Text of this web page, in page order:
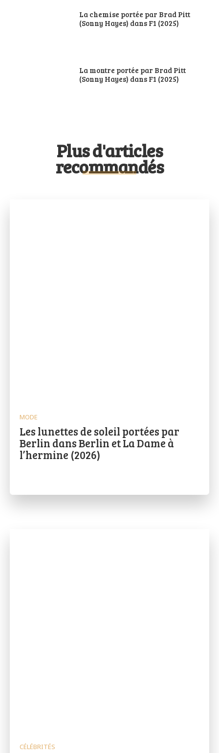
La chemise portée par Brad Pitt
(Sonny Hayes) dans F1 (2025)
La montre portée par Brad Pitt
(Sonny Hayes) dans F1 (2025)
Plus d'articles
recommandés
MODE
Les lunettes de soleil portées par
Berlin dans Berlin et La Dame à
l’hermine (2026)
CÉLÉBRITÉS